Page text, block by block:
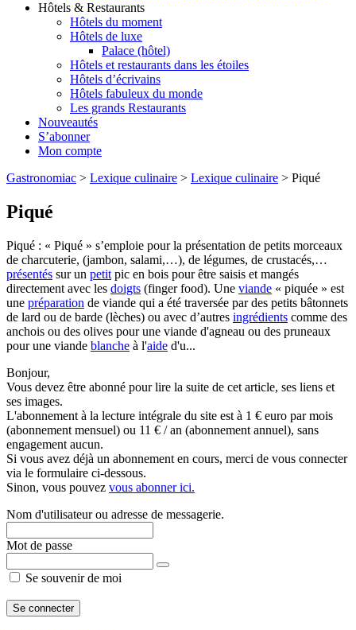
Hôtels & Restaurants
Hôtels du moment
Hôtels de luxe
Palace (hôtel)
Hôtels et restaurants dans les étoiles
Hôtels d’écrivains
Hôtels fabuleux du monde
Les grands Restaurants
Nouveautés
S’abonner
Mon compte
Gastronomiac > Lexique culinaire > Lexique culinaire > Piqué
Piqué
Piqué : « Piqué » s’emploie pour la présentation de petits morceaux
de charcuterie, (jambon, salami,…), de légumes, de crustacés,…
présentés sur un petit pic en bois pour être saisis et mangés
directement avec les doigts (finger food). Une viande « piquée » est
une préparation de viande qui a été traversée par des petits bâtonnets
de lard ou de barde (lèches) ou avec d’autres ingrédients comme des
anchois ou des olives pour une viande d'agneau ou des pruneaux
pour une viande blanche à l'aide d'u...
Bonjour,
Vous devez être abonné pour lire la suite de cet article, ses liens et
ses images.
L'abonnement à la lecture intégrale du site est à 1 € euro par mois
(abonnement mensuel) ou 11 € / an (abonnement annuel), sans
engagement aucun.
Si vous avez déjà un abonnement en cours, merci de vous connecter
via le formulaire ci-dessous.
Sinon, vous pouvez vous abonner ici.
Nom d'utilisateur ou adresse de messagerie.
Mot de passe
Se souvenir de moi